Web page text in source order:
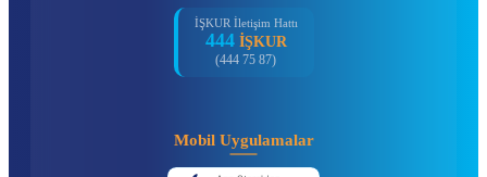
İŞKUR İletişim Hattı
444 İŞKUR
(444 75 87)
Mobil Uygulamalar